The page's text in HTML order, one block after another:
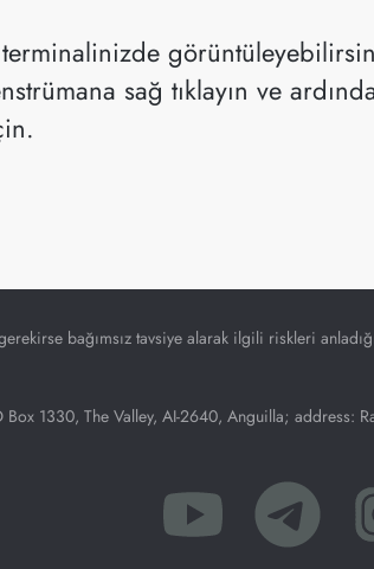
sağ tıklayın ve
bağımsız tavsiye alarak ilgili riskleri
1330, The Valley, AI-2640, Anguilla; address: